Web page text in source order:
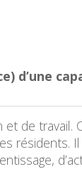
d’une
et de
résidents.